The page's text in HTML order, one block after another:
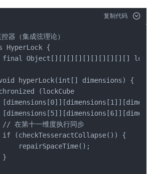
复制代码
器（集成弦理论）
HyperLock {
final Object[][][][][][][][][][]
hyperLock(int[] dimensions) {
(lockCube
在第十一维度执行同步
(checkTesseractCollapse()) {
repairSpaceTime();
}